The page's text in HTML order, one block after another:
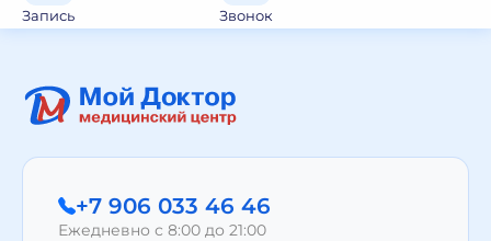
Запись Звонок
+7 906 033 46 46
Ежедневно с 8:00 до 21:00